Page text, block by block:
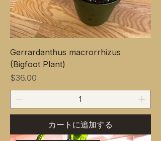
Gerrardanthus macrorrhizus
(Bigfoot Plant)
価格
$36.00
カートに追加する